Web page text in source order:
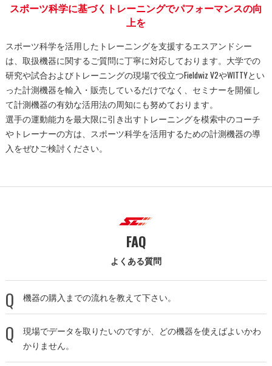
スポーツ科学に基づくトレーニングでパフォーマンスの向
上を
スポーツ科学を活用したトレーニングを支援するエスアンドシー
は、取扱機器に関するご質問に丁寧に対応しております。大学での
研究や試合およびトレーニングの現場で役立つFieldwiz V2やWITTYとい
った計測機器を輸入・販売しているだけでなく、セミナーを開催し
て計測機器の有効な活用法の周知にも努めております。
選手の運動能力を最大限に引き出すトレーニングを模索中のコーチ
やトレーナーの方は、スポーツ科学を活用するための計測機器の導
入をぜひご検討ください。
よくある質問
FAQ
機器の購入までの流れを教えて下さい。
現場でデータを取りたいのですが、どの機器を使えばよいかわ
かりません。